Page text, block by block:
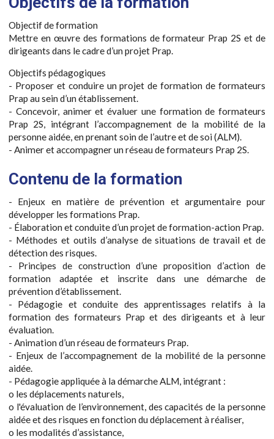
Objectif de formation
Mettre en œuvre des formations de formateur Prap 2S et de
dirigeants dans le cadre d’un projet Prap.
Objectifs pédagogiques
- Proposer et conduire un projet de formation de formateurs
Prap au sein d’un établissement.
- Concevoir, animer et évaluer une formation de formateurs
Prap 2S, intégrant l’accompagnement de la mobilité de la
personne aidée, en prenant soin de l’autre et de soi (ALM).
- Animer et accompagner un réseau de formateurs Prap 2S.
Contenu de la formation
- Enjeux en matière de prévention et argumentaire pour
développer les formations Prap.
- Élaboration et conduite d’un projet de formation-action Prap.
- Méthodes et outils d’analyse de situations de travail et de
détection des risques.
- Principes de construction d’une proposition d’action de
formation adaptée et inscrite dans une démarche de
prévention d’établissement.
- Pédagogie et conduite des apprentissages relatifs à la
formation des formateurs Prap et des dirigeants et à leur
évaluation.
- Animation d’un réseau de formateurs Prap.
- Enjeux de l’accompagnement de la mobilité de la personne
aidée.
- Pédagogie appliquée à la démarche ALM, intégrant :
o les déplacements naturels,
o l'évaluation de l’environnement, des capacités de la personne
aidée et des risques en fonction du déplacement à réaliser,
o les modalités d’assistance,